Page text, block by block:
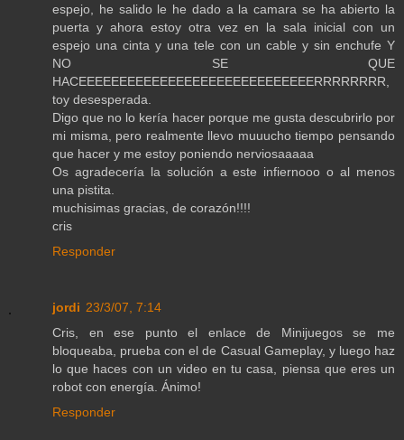
espejo, he salido le he dado a la camara se ha abierto la
puerta y ahora estoy otra vez en la sala inicial con un
espejo una cinta y una tele con un cable y sin enchufe Y
NO SE QUE
HACEEEEEEEEEEEEEEEEEEEEEEEEEEEEERRRRRRRR,
toy desesperada.
Digo que no lo kería hacer porque me gusta descubrirlo por
mi misma, pero realmente llevo muuucho tiempo pensando
que hacer y me estoy poniendo nerviosaaaaa
Os agradecería la solución a este infiernooo o al menos
una pistita.
muchisimas gracias, de corazón!!!!
cris
Responder
jordi 23/3/07, 7:14
Cris, en ese punto el enlace de Minijuegos se me
bloqueaba, prueba con el de Casual Gameplay, y luego haz
lo que haces con un video en tu casa, piensa que eres un
robot con energía. Ánimo!
Responder